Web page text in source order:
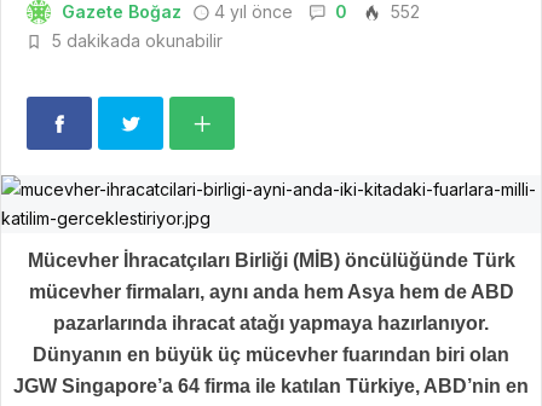
Gazete Boğaz 4 yıl önce 0
552
5 dakikada okunabilir
Mücevher İhracatçıları Birliği (MİB) öncülüğünde Türk
mücevher firmaları, aynı anda hem Asya hem de ABD
pazarlarında ihracat atağı yapmaya hazırlanıyor.
Dünyanın en büyük üç mücevher fuarından biri olan
JGW Singapore’a 64 firma ile katılan Türkiye, ABD’nin en